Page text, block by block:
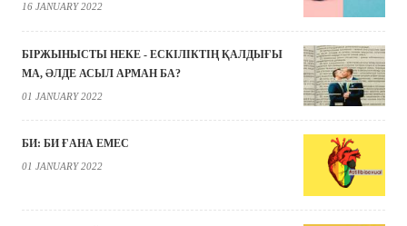
16 JANUARY 2022
БІРЖЫНЫСТЫ НЕКЕ - ЕСКІЛІКТІҢ ҚАЛДЫҒЫ
МА, ӘЛДЕ АСЫЛ АРМАН БА?
01 JANUARY 2022
БИ: БИ ҒАНА ЕМЕС
01 JANUARY 2022